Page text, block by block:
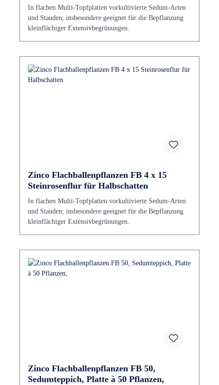
In flachen Multi-Topfplatten vorkultivierte Sedum-Arten
und Stauden; insbesondere geeignet für die Bepflanzung
kleinflächiger Extensivbegrünungen.
Zinco Flachballenpflanzen FB 4 x 15
Steinrosenflur für Halbschatten
In flachen Multi-Topfplatten vorkultivierte Sedum-Arten
und Stauden; insbesondere geeignet für die Bepflanzung
kleinflächiger Extensivbegrünungen.
Zinco Flachballenpflanzen FB 50,
Sedumteppich, Platte à 50 Pflanzen,